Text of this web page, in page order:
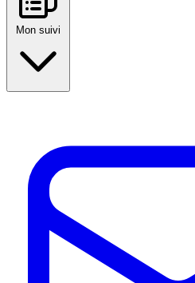
Mon suivi